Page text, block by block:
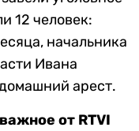
12 человек:
начальника
Ивана
арест.
от RTVI